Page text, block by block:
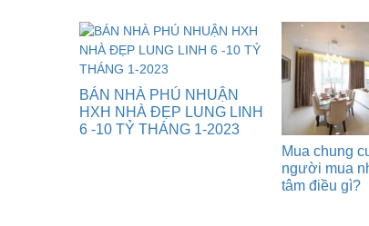
BÁN NHÀ PHÚ NHUẬN
HXH NHÀ ĐẸP LUNG LINH
6 -10 TỶ THÁNG 1-2023
Mua chung
người mua
tâm điều gì?